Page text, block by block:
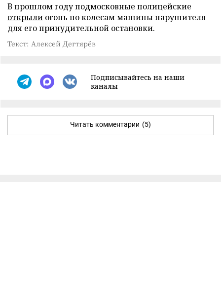
В прошлом году подмосковные полицейские
открыли огонь по колесам машины нарушителя
для его принудительной остановки.
Текст: Алексей Дегтярёв
Подписывайтесь на наши
каналы
Читать комментарии (5)